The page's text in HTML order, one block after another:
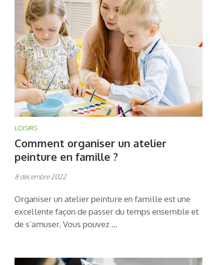
LOISIRS
Comment organiser un atelier
peinture en famille ?
8 décembre 2022
Organiser un atelier peinture en famille est une
excellente façon de passer du temps ensemble et
de s’amuser. Vous pouvez …